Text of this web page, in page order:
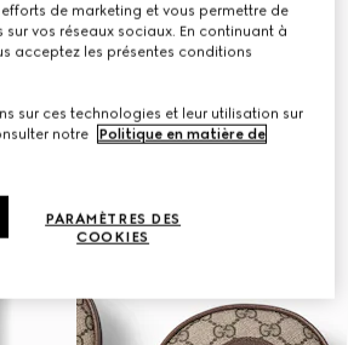
de marketing et vous permettre de
vos réseaux sociaux. En continuant à
acceptez les présentes conditions
sur ces technologies et leur utilisation sur
notre
Politique en matière de
PARAMÈTRES DES
COOKIES